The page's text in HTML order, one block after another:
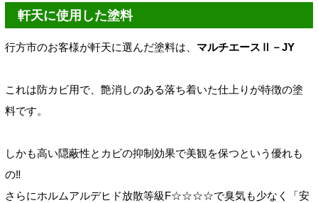
軒天に使用した塗料
行方市のお客様が軒天に選んだ塗料は、 マルチエースⅡ－JY
これは防カビ用で、艶消しのある落ち着いた仕上りが特徴の塗
料です。
しかも高い隠蔽性とカビの抑制効果で美観を保つという優れも
の‼
さらにホルムアルデヒド放散等級F☆☆☆☆で臭気も少なく「安